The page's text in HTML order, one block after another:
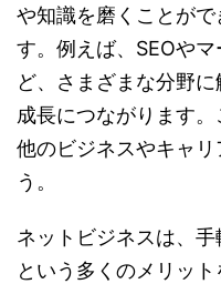
や知識を磨くことが
す。例えば、SEOや
ど、さまざまな分野
成長につながります
他のビジネスやキャ
う。
ネットビジネスは、
という多くのメリッ